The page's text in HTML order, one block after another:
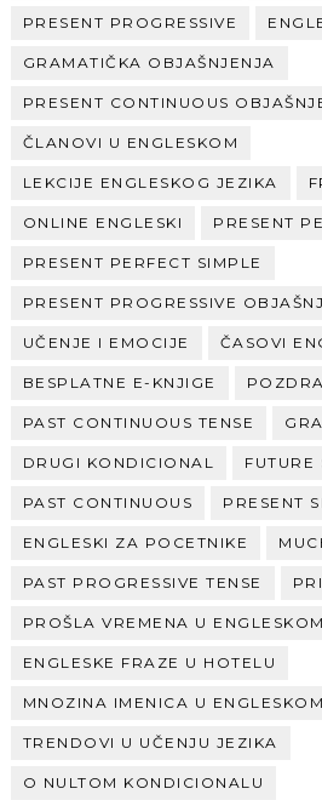
PRESENT PROGRESSIVE
GRAMATIČKA OBJAŠNJENJA
PRESENT CONTINUOUS
ČLANOVI U ENGLESKOM
LEKCIJE ENGLESKOG JEZIKA
ONLINE ENGLESKI PRESENT
PRESENT PERFECT SIMPLE
PRESENT PROGRESSIVE
UČENJE I EMOCIJE ČASOVI
BESPLATNE E-KNJIGE
PAST CONTINUOUS TENSE
DRUGI KONDICIONAL FUTURE
PAST CONTINUOUS PRESENT
ENGLESKI ZA POCETNIKE
PAST PROGRESSIVE TENSE
PROŠLA VREMENA U ENGLESKOM
ENGLESKE FRAZE U HOTELU
MNOZINA IMENICA U ENGLESKOM
TRENDOVI U UČENJU JEZIKA
O NULTOM KONDICIONALU